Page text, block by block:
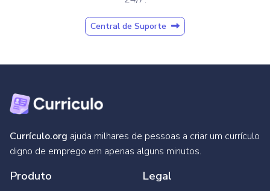
Central de Suporte
Currículo.org ajuda milhares de pessoas a criar um currículo
digno de emprego em apenas alguns minutos.
Produto Legal